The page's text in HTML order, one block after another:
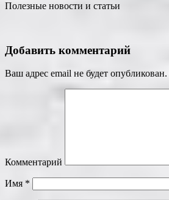
Полезные новости и статьи
Добавить комментарий
Ваш адрес email не будет опубликован.
Комментарий
Имя *